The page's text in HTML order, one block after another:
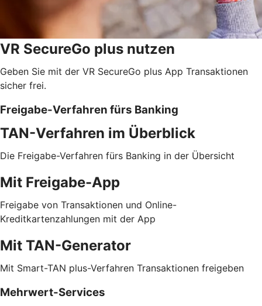
VR SecureGo plus nutzen
Geben Sie mit der VR SecureGo plus App Transaktionen
sicher frei.
Freigabe-Verfahren fürs Banking
TAN-Verfahren im Überblick
Die Freigabe-Verfahren fürs Banking in der Übersicht
Mit Freigabe-App
Freigabe von Transaktionen und Online-
Kreditkartenzahlungen mit der App
Mit TAN-Generator
Mit Smart-TAN plus-Verfahren Transaktionen freigeben
Mehrwert-Services